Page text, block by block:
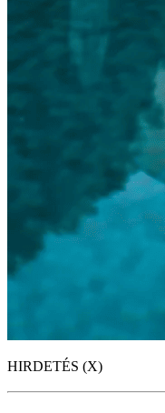
HIRDETÉS (X)